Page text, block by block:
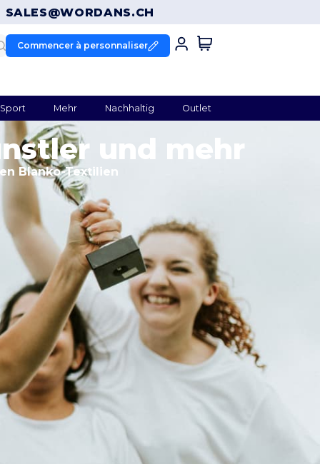
SALES@WORDANS.CH
Commencer à personnaliser
Sport Mehr Nachhaltig Outlet
und mehr
Blanko-Textilien